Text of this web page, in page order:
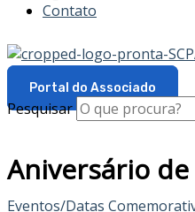
Contato
Portal do Associado
Pesquisar
Aniversário de
Eventos/Datas